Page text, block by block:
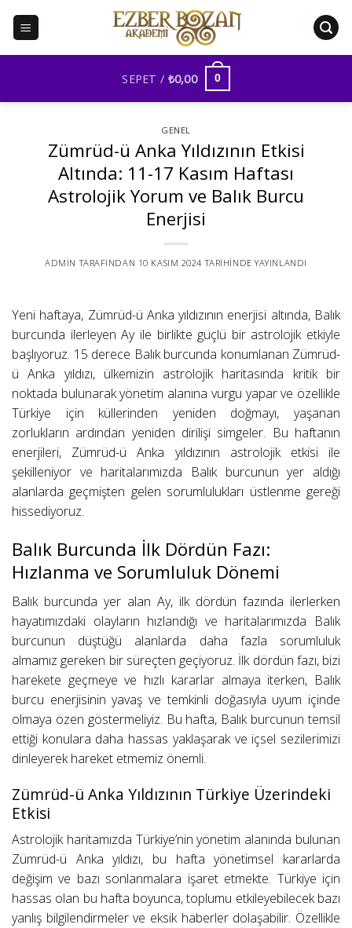
SEPET / ₺0,00 0
GENEL
Zümrüd-ü Anka Yıldızının Etkisi
Altında: 11-17 Kasım Haftası
Astrolojik Yorum ve Balık Burcu
Enerjisi
ADMIN TARAFINDAN 10 KASIM 2024 TARIHINDE YAYINLANDI
Yeni haftaya, Zümrüd-ü Anka yıldızının enerjisi altında, Balık
burcunda ilerleyen Ay ile birlikte güçlü bir astrolojik etkiyle
başlıyoruz. 15 derece Balık burcunda konumlanan Zümrüd-
ü Anka yıldızı, ülkemizin astrolojik haritasında kritik bir
noktada bulunarak yönetim alanına vurgu yapar ve özellikle
Türkiye için küllerinden yeniden doğmayı, yaşanan
zorlukların ardından yeniden dirilişi simgeler. Bu haftanın
enerjileri, Zümrüd-ü Anka yıldızının astrolojik etkisi ile
şekilleniyor ve haritalarımızda Balık burcunun yer aldığı
alanlarda geçmişten gelen sorumlulukları üstlenme gereği
hissediyoruz.
Balık Burcunda İlk Dördün Fazı:
Hızlanma ve Sorumluluk Dönemi
Balık burcunda yer alan Ay, ilk dördün fazında ilerlerken
hayatımızdaki olayların hızlandığı ve haritalarımızda Balık
burcunun düştüğü alanlarda daha fazla sorumluluk
almamız gereken bir süreçten geçiyoruz. İlk dördün fazı, bizi
harekete geçmeye ve hızlı kararlar almaya iterken, Balık
burcu enerjisinin yavaş ve temkinli doğasıyla uyum içinde
olmaya özen göstermeliyiz. Bu hafta, Balık burcunun temsil
ettiği konulara daha hassas yaklaşarak ve içsel sezilerimizi
dinleyerek hareket etmemiz önemli.
Zümrüd-ü Anka Yıldızının Türkiye Üzerindeki
Etkisi
Astrolojik haritamızda Türkiye’nin yönetim alanında bulunan
Zümrüd-ü Anka yıldızı, bu hafta yönetimsel kararlarda
değişim ve bazı sonlanmalara işaret etmekte. Türkiye için
hassas olan bu hafta boyunca, toplumu etkileyebilecek bazı
yanlış bilgilendirmeler ve eksik haberler dolaşabilir. Özellikle